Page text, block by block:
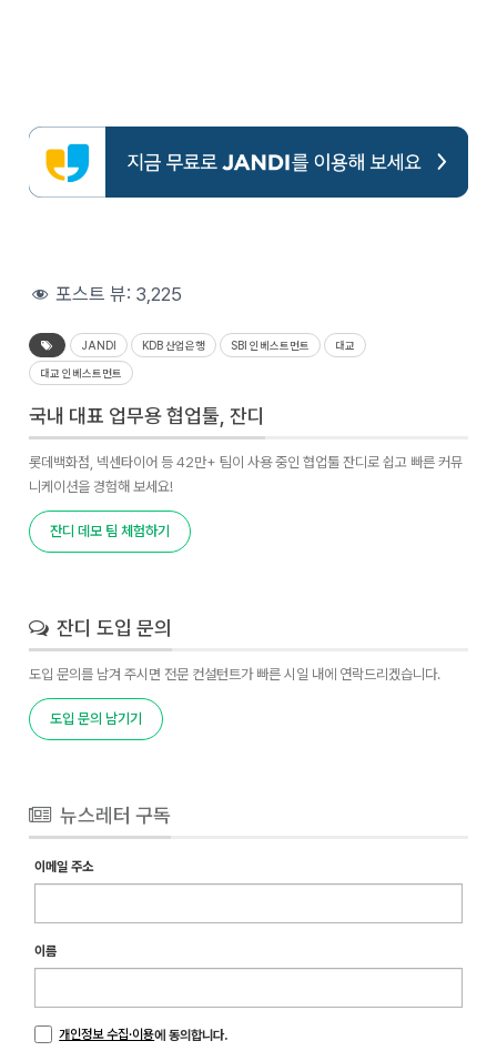
포스트 뷰: 3,225
JANDI KDB 산업은행 SBI 인베스트먼트 대교
대교 인베스트먼트
국내 대표 업무용 협업툴, 잔디
롯데백화점, 넥센타이어 등 42만+ 팀이 사용 중인 협업툴 잔디로 쉽고 빠른 커뮤
니케이션을 경험해 보세요!
잔디 데모 팀 체험하기
잔디 도입 문의
도입 문의를 남겨 주시면 전문 컨설턴트가 빠른 시일 내에 연락드리겠습니다.
도입 문의 남기기
뉴스레터 구독
이메일 주소
이름
개인정보 수집·이용에 동의합니다.